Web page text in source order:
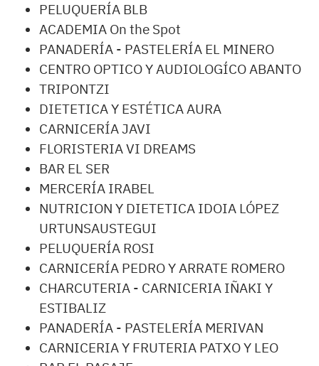
PELUQUERÍA BLB
ACADEMIA On the Spot
PANADERÍA - PASTELERÍA EL MINERO
CENTRO OPTICO Y AUDIOLOGÍCO ABANTO
TRIPONTZI
DIETETICA Y ESTÉTICA AURA
CARNICERÍA JAVI
FLORISTERIA VI DREAMS
BAR EL SER
MERCERÍA IRABEL
NUTRICION Y DIETETICA IDOIA LÓPEZ
URTUNSAUSTEGUI
PELUQUERÍA ROSI
CARNICERÍA PEDRO Y ARRATE ROMERO
CHARCUTERIA - CARNICERIA IÑAKI Y
ESTIBALIZ
PANADERÍA - PASTELERÍA MERIVAN
CARNICERIA Y FRUTERIA PATXO Y LEO